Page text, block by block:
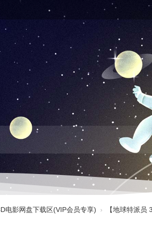
电影网盘下载区(VIP会员专享) › 【地球特派员